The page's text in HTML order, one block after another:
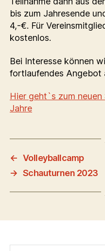
bis zum Jahresende
4,-€. Für
kostenlos.
Bei Interesse können
fortlaufendes Angebot
Hier geht`s zum
Jahre
← Volleyballcamp
→ Schauturnen 2023